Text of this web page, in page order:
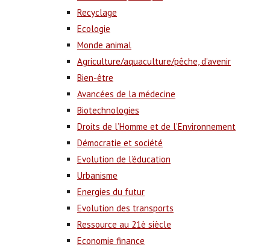
Recyclage
Ecologie
Monde animal
Agriculture/aquaculture/pêche, d’avenir
Bien-être
Avancées de la médecine
Biotechnologies
Droits de l’Homme et de l’Environnement
Démocratie et société
Evolution de l’éducation
Urbanisme
Energies du futur
Evolution des transports
Ressource au 21è siècle
Economie finance